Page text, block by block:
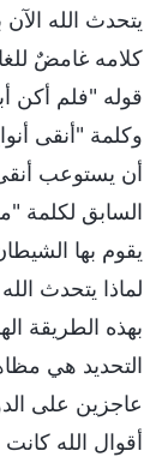
يتحدث الله
كلامه غامضٌ
قوله "فلم أكن
وكلمة "أنقى
أن يستوعب
السابق لكلمة
يقوم بها
لماذا يتحدث
بهذه الطريقة
التحديد هي
عاجزين على
أقوال الله